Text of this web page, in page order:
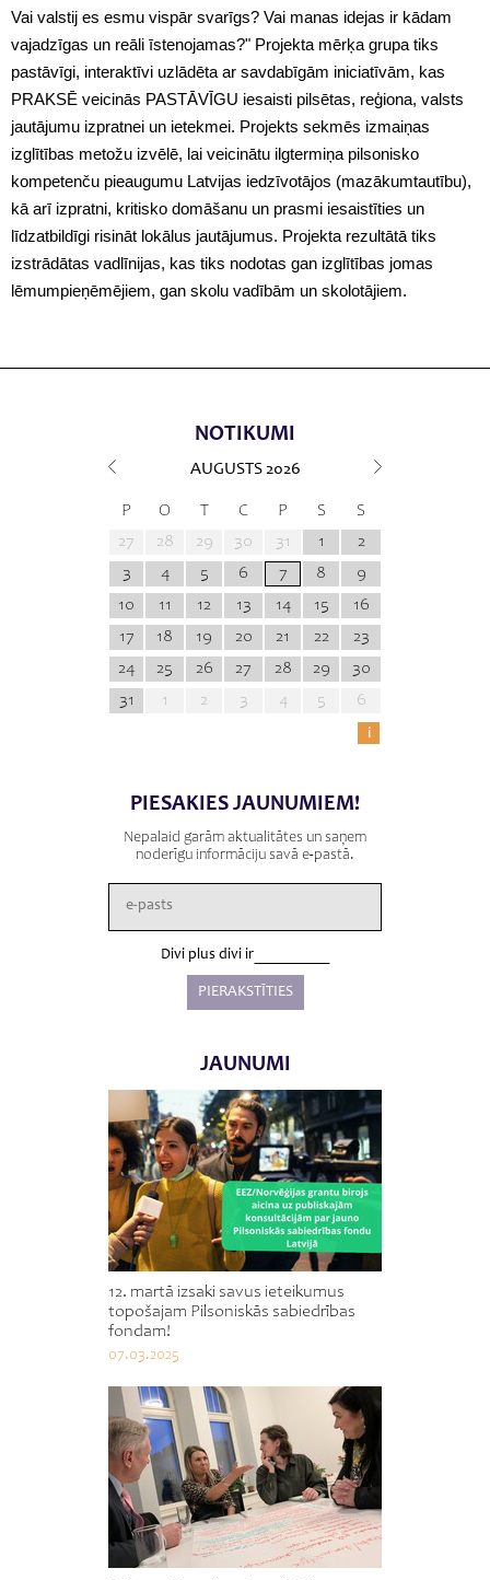
Vai valstij es esmu vispār svarīgs? Vai manas idejas ir kādam
vajadzīgas un reāli īstenojamas?" Projekta mērķa grupa tiks
pastāvīgi, interaktīvi uzlādēta ar savdabīgām iniciatīvām, kas
PRAKSĒ veicinās PASTĀVĪGU iesaisti pilsētas, reģiona, valsts
jautājumu izpratnei un ietekmei. Projekts sekmēs izmaiņas
izglītības metožu izvēlē, lai veicinātu ilgtermiņa pilsonisko
kompetenču pieaugumu Latvijas iedzīvotājos (mazākumtautību),
kā arī izpratni, kritisko domāšanu un prasmi iesaistīties un
līdzatbildīgi risināt lokālus jautājumus. Projekta rezultātā tiks
izstrādātas vadlīnijas, kas tiks nodotas gan izglītības jomas
lēmumpieņēmējiem, gan skolu vadībām un skolotājiem.
NOTIKUMI
AUGUSTS 2026
P O T C P S
S
27
28 29 30 31 1
2
3
4 5 6 7 8
9
10
11 12 13 14 15
16
17
18 19 20 21 22
23
24
25 26 27 28 29
30
31
1 2 3 4 5
6
i
PIESAKIES JAUNUMIEM!
Nepalaid garām aktualitātes un saņem
noderīgu informāciju savā e-pastā.
Divi plus divi ir
JAUNUMI
12. martā izsaki savus ieteikumus
topošajam Pilsoniskās sabiedrības
fondam!
07.03.2025